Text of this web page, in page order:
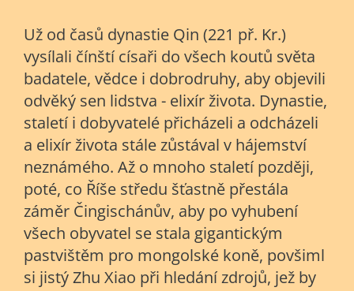
Už od časů dynastie Qin (221 př. Kr.)
vysílali čínští císaři do všech koutů světa
badatele, vědce i dobrodruhy, aby objevili
odvěký sen lidstva - elixír života. Dynastie,
staletí i dobyvatelé přicházeli a odcházeli
a elixír života stále zůstával v hájemství
neznámého. Až o mnoho staletí později,
poté, co Říše středu šťastně přestála
záměr Čingischánův, aby po vyhubení
všech obyvatel se stala gigantickým
pastvištěm pro mongolské koně, povšiml
si jistý Zhu Xiao při hledání zdrojů, jež by